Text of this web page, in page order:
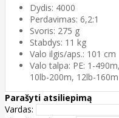
Dydis: 4000
Perdavimas: 6,2:1
Svoris: 275 g
Stabdys: 11 kg
Valo ilgis/aps.: 101 cm
Valo talpa: PE: 1-
10lb-200m, 12lb-160m
Parašyti atsiliepimą
Vardas: